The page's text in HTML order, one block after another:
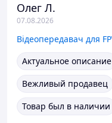
Олег Л.
07.08.2026
Актуальное описание
Вежливый продавец
Товар был в наличии